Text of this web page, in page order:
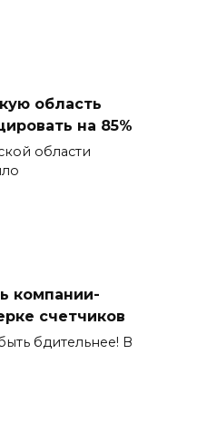
область
на 85%
области
компании-
счетчиков
бдительнее! В